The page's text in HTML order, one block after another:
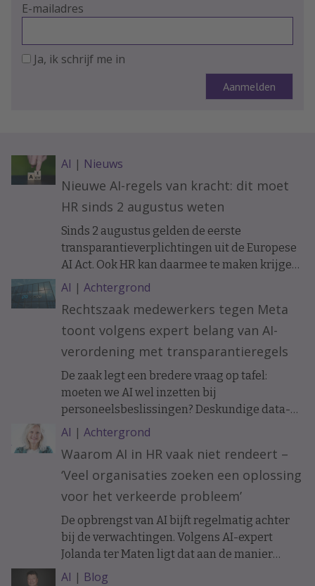
E-mailadres
Ja, ik schrijf me in
AI | Nieuws
Nieuwe AI-regels van kracht: dit moet
HR sinds 2 augustus weten
Sinds 2 augustus gelden de eerste
transparantieverplichtingen uit de Europese
AI Act. Ook HR kan daarmee te maken krijgen.
Bijvoorbeeld als sollicitanten of medewerkers
communiceren met een AI-chatbot. Wat
verandert er precies en wanneer moet je
mensen informeren?
AI | Achtergrond
Rechtszaak medewerkers tegen Meta
toont volgens expert belang van AI-
verordening met transparantieregels
De zaak legt een bredere vraag op tafel:
moeten we AI wel inzetten bij
personeelsbeslissingen? Deskundige data-
ethiek Koen Versmissen maant tot
voorzichtigheid.
AI | Achtergrond
Waarom AI in HR vaak niet rendeert –
‘Veel organisaties zoeken een oplossing
voor het verkeerde probleem’
De opbrengst van AI bijft regelmatig achter
bij de verwachtingen. Volgens AI-expert
Jolanda ter Maten ligt dat aan de manier
waarop organisaties ermee beginnen.
AI | Blog